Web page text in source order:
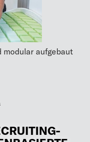
modular aufgebaut